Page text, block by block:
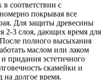
соответствии с
покрывая все
Для защиты древесины
2-3 слоя, дающих время для
полного высыхания
маслом или лаком
придания эстетичного
скамейки и
на долгое время.